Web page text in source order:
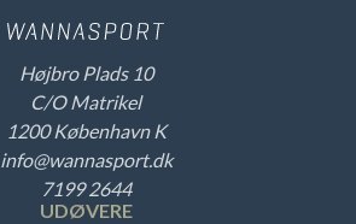
Højbro Plads 10
C/O Matrikel
1200 København K
info@wannasport.dk
7199 2644
UDØVERE